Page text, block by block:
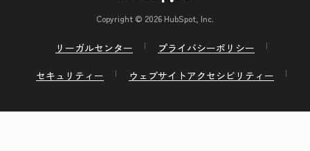
Copyright © 2026 HubSpot, Inc.
リーガルセンター
プライバシーポリシー
セキュリティー
ウェブサイトアクセシビリティー